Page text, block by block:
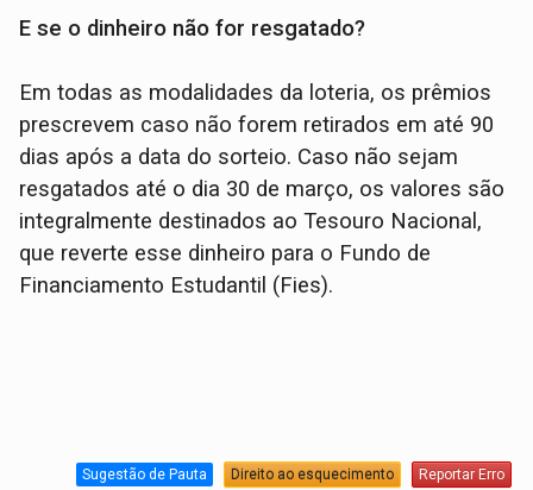
E se o dinheiro não for resgatado?
Em todas as modalidades da loteria, os prêmios
prescrevem caso não forem retirados em até 90
dias após a data do sorteio. Caso não sejam
resgatados até o dia 30 de março, os valores são
integralmente destinados ao Tesouro Nacional,
que reverte esse dinheiro para o Fundo de
Financiamento Estudantil (Fies).
Sugestão de Pauta Direito ao esquecimento Reportar Erro